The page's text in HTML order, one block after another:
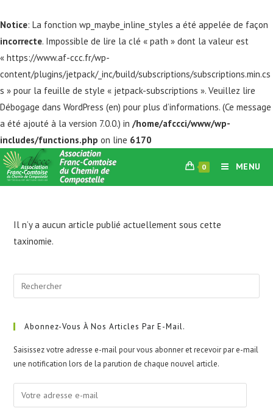
Notice: La fonction wp_maybe_inline_styles a été appelée de façon
incorrecte. Impossible de lire la clé « path » dont la valeur est
« https://www.af-ccc.fr/wp-
content/plugins/jetpack/_inc/build/subscriptions/subscriptions.min.cs
s » pour la feuille de style « jetpack-subscriptions ». Veuillez lire
Débogage dans WordPress (en) pour plus d’informations. (Ce message
a été ajouté à la version 7.0.0.) in /home/afccci/www/wp-
includes/functions.php on line 6170
Skip
to
content
0 MENU
Il n’y a aucun article publié actuellement sous cette
taxinomie.
Abonnez-Vous À Nos Articles Par E-Mail.
Saisissez votre adresse e-mail pour vous abonner et recevoir par e-mail
une notification lors de la parution de chaque nouvel article.
Votre
adresse